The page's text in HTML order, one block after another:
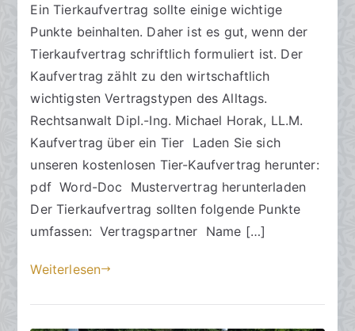
t
e
h
t
a
m
u
l
i
2
0
4
gestalten
Ein Tierkaufvertrag sollte einige wichtige
Punkte beinhalten. Daher ist es gut, wenn der
Tierkaufvertrag schriftlich formuliert ist. Der
Kaufvertrag zählt zu den wirtschaftlich
wichtigsten Vertragstypen des Alltags.
Rechtsanwalt Dipl.-Ing. Michael Horak, LL.M.
Kaufvertrag über ein Tier Laden Sie sich
unseren kostenlosen Tier-Kaufvertrag herunter:
pdf Word-Doc Mustervertrag herunterladen
Der Tierkaufvertrag sollten folgende Punkte
umfassen: Vertragspartner Name […]
Weiterlesen